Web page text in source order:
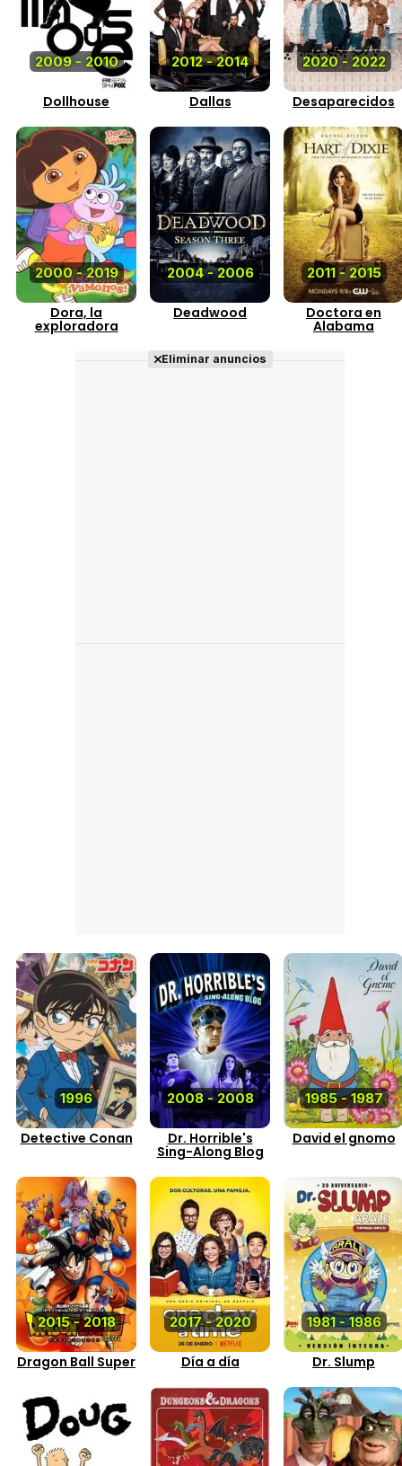
2009 - 2010
Dollhouse
2012 - 2014
Dallas
2020 - 2022
Desaparecidos
2000 - 2019
Dora, la
exploradora
2004 - 2006
Deadwood
2011 - 2015
Doctora en
Alabama
Eliminar anuncios
1996
Detective Conan
2008 - 2008
Dr. Horrible's
Sing-Along Blog
1985 - 1987
David el gnomo
2015 - 2018
Dragon Ball Super
2017 - 2020
Día a día
1981 - 1986
Dr. Slump